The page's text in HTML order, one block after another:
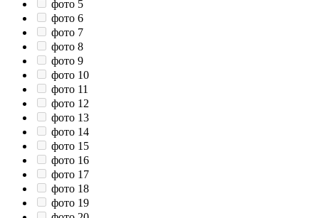
фото 5
фото 6
фото 7
фото 8
фото 9
фото 10
фото 11
фото 12
фото 13
фото 14
фото 15
фото 16
фото 17
фото 18
фото 19